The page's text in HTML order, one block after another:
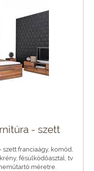
- szett
franciaágy, komód,
fésülködőasztal, tv
méretre.